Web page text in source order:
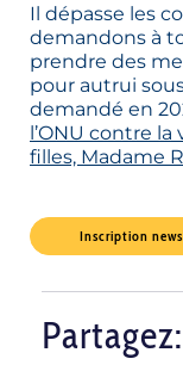
Il dépasse les
demandons à
prendre des
pour autrui
demandé en
l’ONU contre
filles, Madame
Inscription
Partagez: